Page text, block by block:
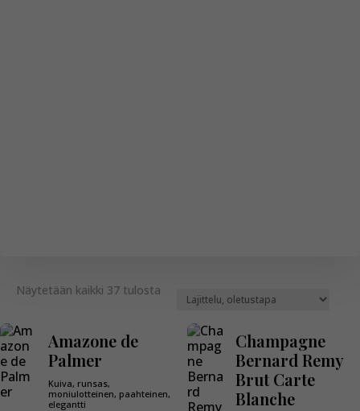
Näytetään kaikki 37 tulosta
Amazone de
Palmer
Kuiva, runsas,
moniulotteinen, paahteinen,
elegantti
Champagne
Bernard Remy
Brut Carte
Blanche